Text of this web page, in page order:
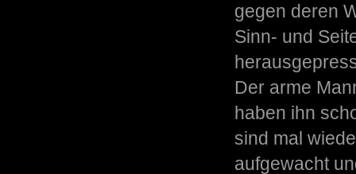
gegen deren
Sinn- und
Der arme
haben ihn
sind mal
aufgewacht